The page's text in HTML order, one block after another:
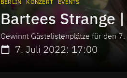
BERLIN KONZERT EVENTS
Bartees Strange
Gewinnt Gästelistenplätze für den
7. Juli 2022: 17:00